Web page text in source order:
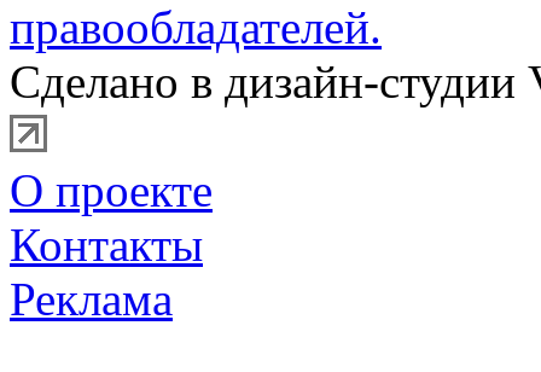
правообладателей.
Сделано в дизайн-студии
О проекте
Контакты
Реклама